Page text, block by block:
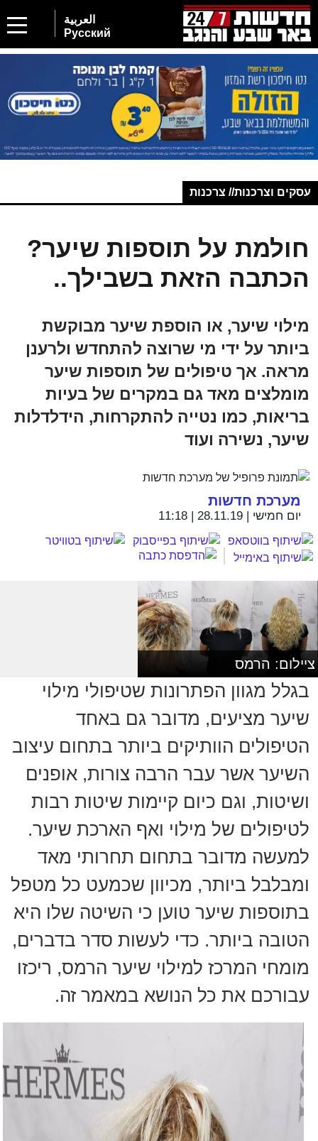
العربية
Русский
עסקים וצרכנות// צרכנות
חולמת על תוספות שיער?
הכתבה הזאת בשבילך..
מילוי שיער, או הוספת שיער מבוקשת
ביותר על ידי מי שרוצה להתחדש ולרענן
מראה. אך טיפולים של תוספות שיער
מומלצים מאד גם במקרים של בעיות
בריאות, כמו נטייה להתקרחות, הידלדלות
שיער, נשירה ועוד
מערכת חדשות
יום חמישי | 28.11.19 | 11:18
ציילום: הרמס
בגלל מגוון הפתרונות שטיפולי מילוי
שיער מציעים, מדובר גם באחד
הטיפולים הוותיקים ביותר בתחום עיצוב
השיער אשר עבר הרבה צורות, אופנים
ושיטות, וגם כיום קיימות שיטות רבות
לטיפולים של מילוי ואף הארכת שיער.
למעשה מדובר בתחום תחרותי מאד
ומבלבל ביותר, מכיוון שכמעט כל מטפל
בתוספות שיער טוען כי השיטה שלו היא
הטובה ביותר. כדי לעשות סדר בדברים,
מומחי המרכז למילוי שיער הרמס, ריכזו
עבורכם את כל הנושא במאמר זה.